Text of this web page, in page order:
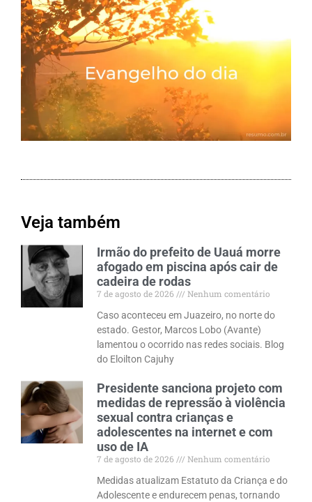
Veja também
Irmão do prefeito de Uauá morre
afogado em piscina após cair de
cadeira de rodas
7 de agosto de 2026
Nenhum comentário
Caso aconteceu em Juazeiro, no norte do
estado. Gestor, Marcos Lobo (Avante)
lamentou o ocorrido nas redes sociais. Blog
do Eloilton Cajuhy
Presidente sanciona projeto com
medidas de repressão à violência
sexual contra crianças e
adolescentes na internet e com
uso de IA
7 de agosto de 2026
Nenhum comentário
Medidas atualizam Estatuto da Criança e do
Adolescente e endurecem penas, tornando